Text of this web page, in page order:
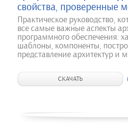
свойства, проверенные
Практическое руководство,
все самые важные аспекты
программного обеспечения:
шаблоны, компоненты,
представление архитектур и
СКАЧАТЬ